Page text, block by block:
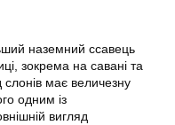
наземний ссавець
зокрема на савані та
має величезну
одним із
вигляд